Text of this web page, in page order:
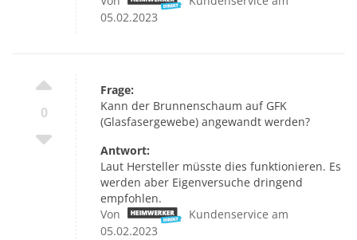
05.02.2023
0
Frage:
Kann der Brunnenschaum auf GFK
(Glasfasergewebe) angewandt werden?
Antwort:
Laut Hersteller müsste dies funktionieren. Es
werden aber Eigenversuche dringend
empfohlen.
Von
Kundenservice am
05.02.2023